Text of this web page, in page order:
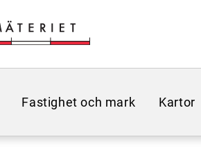
Fastighet och mark Kartor